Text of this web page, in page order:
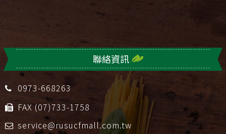
聯絡資訊
0973-668263
FAX (07)733-1758
service@rusucfmall.com.tw